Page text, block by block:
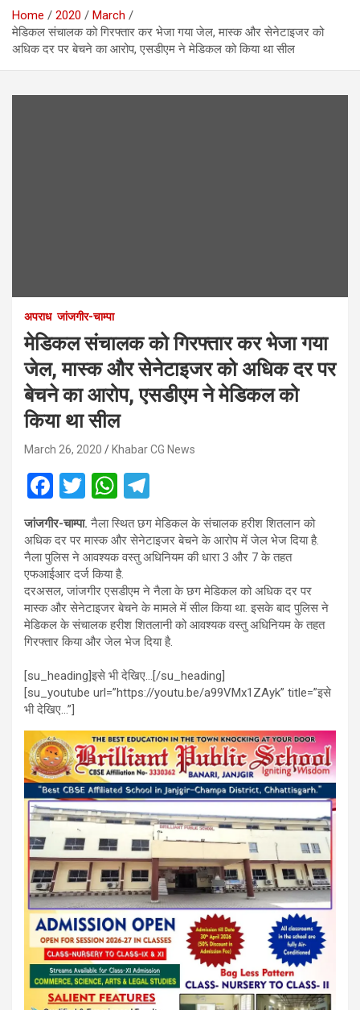
Home 2020
March
मेडिकल संचालक को गिरफ्तार कर भेजा गया जेल, मास्क और सेनेटाइजर को
अधिक दर पर बेचने का आरोप, एसडीएम ने मेडिकल को किया था सील
अपराध जांजगीर-चाम्पा
मेडिकल संचालक को गिरफ्तार कर भेजा गया
जेल, मास्क और सेनेटाइजर को अधिक दर पर
बेचने का आरोप, एसडीएम ने मेडिकल को
किया था सील
March 26, 2020 Khabar CG News
F
a
ce
b
o
o
k
T
wi
tt
er
W
h
at
s
A
p
p
el
e
gr
a
m
जांजगीर-चाम्पा. नैला स्थित छग मेडिकल के संचालक हरीश शितलान को
अधिक दर पर मास्क और सेनेटाइजर बेचने के आरोप में जेल भेज दिया है.
नैला पुलिस ने आवश्यक वस्तु अधिनियम की धारा 3 और 7 के तहत
एफआईआर दर्ज किया है.
दरअसल, जांजगीर एसडीएम ने नैला के छग मेडिकल को अधिक दर पर
मास्क और सेनेटाइजर बेचने के मामले में सील किया था. इसके बाद पुलिस ने
मेडिकल के संचालक हरीश शितलानी को आवश्यक वस्तु अधिनियम के तहत
गिरफ्तार किया और जेल भेज दिया है.
[su_heading]इसे भी देखिए…[/su_heading]
[su_youtube url=”https://youtu.be/a99VMx1ZAyk” title=”इसे
भी देखिए…”]